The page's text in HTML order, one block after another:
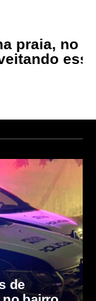
praia, no
esse
de